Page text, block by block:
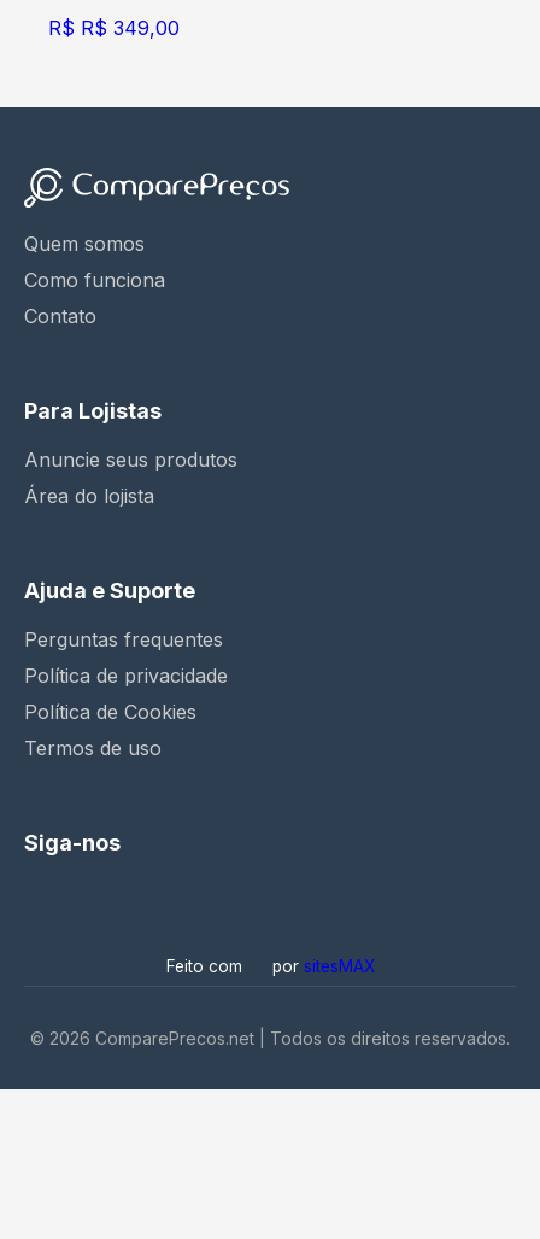
R$ R$ 349,00
Quem somos
Como funciona
Contato
Para Lojistas
Anuncie seus produtos
Área do lojista
Ajuda e Suporte
Perguntas frequentes
Política de privacidade
Política de Cookies
Termos de uso
Siga-nos
Feito com por sitesMAX
© 2026 ComparePrecos.net | Todos os direitos reservados.